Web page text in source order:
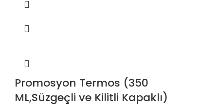
Promosyon Termos (350
ML,Süzgeçli ve Kilitli Kapaklı)